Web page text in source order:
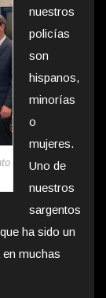
nuestros
policías
son
hispanos,
minorías
o
mujeres.
Uno de
nuestros
sargentos
ha sido un
muchas